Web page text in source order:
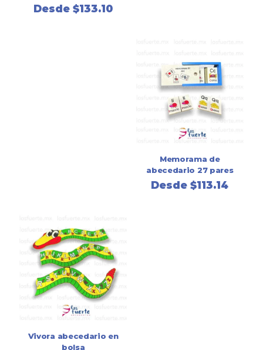
Desde$133.10
Memorama de
abecedario 27 pares
Desde$113.14
Vivora abecedario en
bolsa